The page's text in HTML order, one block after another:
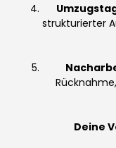
strukturierter
Deine